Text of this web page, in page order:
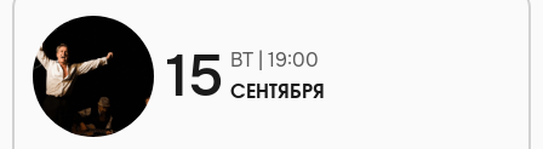
15 ВТ | 19:00
СЕНТЯБРЯ